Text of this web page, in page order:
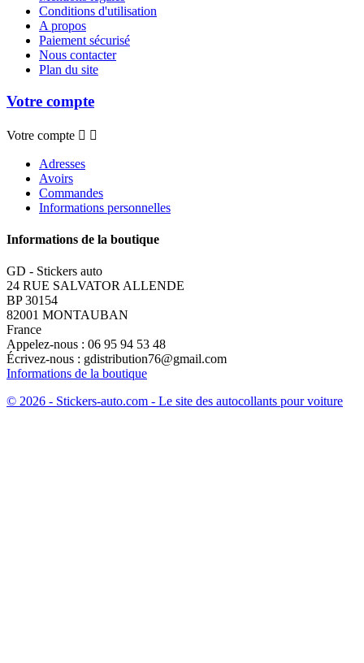
Conditions d'utilisation
A propos
Paiement sécurisé
Nous contacter
Plan du site
Votre compte
Votre compte  
Adresses
Avoirs
Commandes
Informations personnelles
Informations de la boutique
GD - Stickers auto
24 RUE SALVATOR ALLENDE
BP 30154
82001 MONTAUBAN
France
Appelez-nous : 06 95 94 53 48
Écrivez-nous : gdistribution76@gmail.com
Informations de la boutique
© 2026 - Stickers-auto.com - Le site des autocollants pour voiture